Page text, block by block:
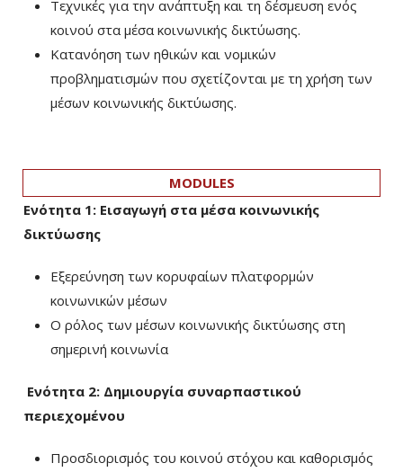
Τεχνικές για την ανάπτυξη και τη δέσμευση ενός
κοινού στα μέσα κοινωνικής δικτύωσης.
Κατανόηση των ηθικών και νομικών
προβληματισμών που σχετίζονται με τη χρήση των
μέσων κοινωνικής δικτύωσης.
MODULES
Ενότητα 1: Εισαγωγή στα μέσα κοινωνικής
δικτύωσης
Εξερεύνηση των κορυφαίων πλατφορμών
κοινωνικών μέσων
Ο ρόλος των μέσων κοινωνικής δικτύωσης στη
σημερινή κοινωνία
Ενότητα 2: Δημιουργία συναρπαστικού
περιεχομένου
Προσδιορισμός του κοινού στόχου και καθορισμός